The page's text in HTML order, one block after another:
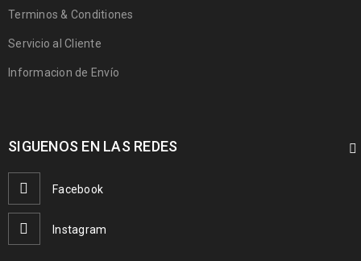
Terminos & Conditiones
Servicio al Cliente
Informacion de Envío
SIGUENOS EN LAS REDES
Facebook
Instagram